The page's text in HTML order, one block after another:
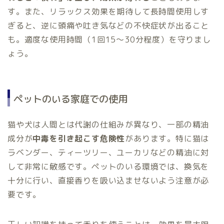
す。また、リラックス効果を期待して長時間使用しす
ぎると、逆に頭痛や吐き気などの不快症状が出ること
も。適度な使用時間（1回15〜30分程度）を守りまし
ょう。
ペットのいる家庭での使用
猫や犬は人間とは代謝の仕組みが異なり、一部の精油
成分が中毒を引き起こす危険性があります。特に猫は
ラベンダー、ティーツリー、ユーカリなどの精油に対
して非常に敏感です。ペットのいる環境では、換気を
十分に行い、直接香りを吸い込ませないよう注意が必
要です。